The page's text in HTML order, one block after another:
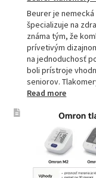
Beurer je
špecializuje na
známa tým, že
prívetivým
na jednoduchosť
boli prístroje
seniorov.
Read more:
pre
zdravie